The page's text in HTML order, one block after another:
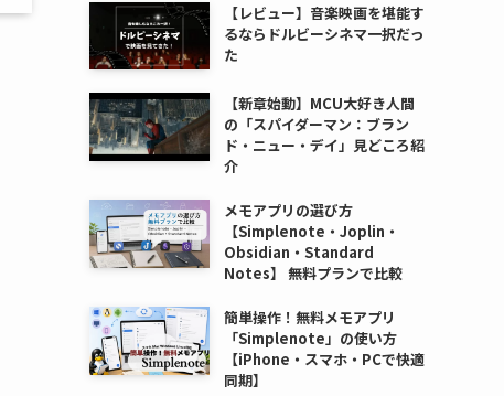
【レビュー】音楽映画を堪能す
るならドルビーシネマ一択だっ
た
【新章始動】MCU大好き人間
の「スパイダーマン：ブラン
ド・ニュー・デイ」見どころ紹
介
メモアプリの選び方
【Simplenote・Joplin・
Obsidian・Standard
Notes】 無料プランで比較
簡単操作！無料メモアプリ
「Simplenote」の使い方
【iPhone・スマホ・PCで快適
同期】